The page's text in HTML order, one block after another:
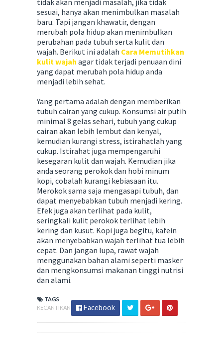
tidak akan menjadi masalah, jika tidak
sesuai, hanya akan menimbulkan masalah
baru. Tapi jangan khawatir, dengan
merubah pola hidup akan menimbulkan
perubahan pada tubuh serta kulit dan
wajah. Berikut ini adalah Cara Memutihkan
kulit wajah agar tidak terjadi penuaan dini
yang dapat merubah pola hidup anda
menjadi lebih sehat.
Yang pertama adalah dengan memberikan
tubuh cairan yang cukup. Konsumsi air putih
minimal 8 gelas sehari, tubuh yang cukup
cairan akan lebih lembut dan kenyal,
kemudian kurangi stress, istirahatlah yang
cukup. Istirahat juga mempengaruhi
kesegaran kulit dan wajah. Kemudian jika
anda seorang perokok dan hobi minum
kopi, cobalah kurangi kebiasaan itu.
Merokok sama saja mengasapi tubuh, dan
dapat menyebabkan tubuh menjadi kering.
Efek juga akan terlihat pada kulit,
seringkali kulit perokok terlihat lebih
kering dan kusut. Kopi juga begitu, kafein
akan menyebabkan wajah terlihat tua lebih
cepat. Dan jangan lupa, rawat wajah
menggunakan bahan alami seperti masker
dan mengkonsumsi makanan tinggi nutrisi
dan alami.
TAGS
KECANTIKAN
Facebook